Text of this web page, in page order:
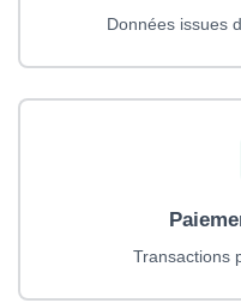
Données issues
Transactions